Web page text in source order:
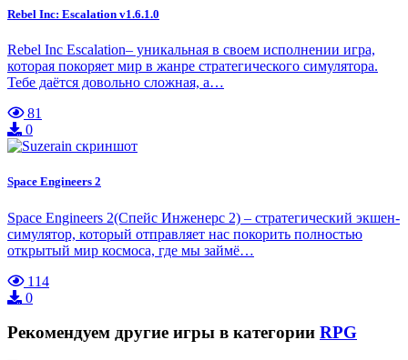
Rebel Inc: Escalation v1.6.1.0
Rebel Inc Escalation– уникальная в своем исполнении игра,
которая покоряет мир в жанре стратегического симулятора.
Тебе даётся довольно сложная, а…
81
0
Space Engineers 2
Space Engineers 2(Спейс Инженерс 2) – стратегический экшен-
симулятор, который отправляет нас покорить полностью
открытый мир космоса, где мы займё…
114
0
Рекомендуем другие игры в категории RPG